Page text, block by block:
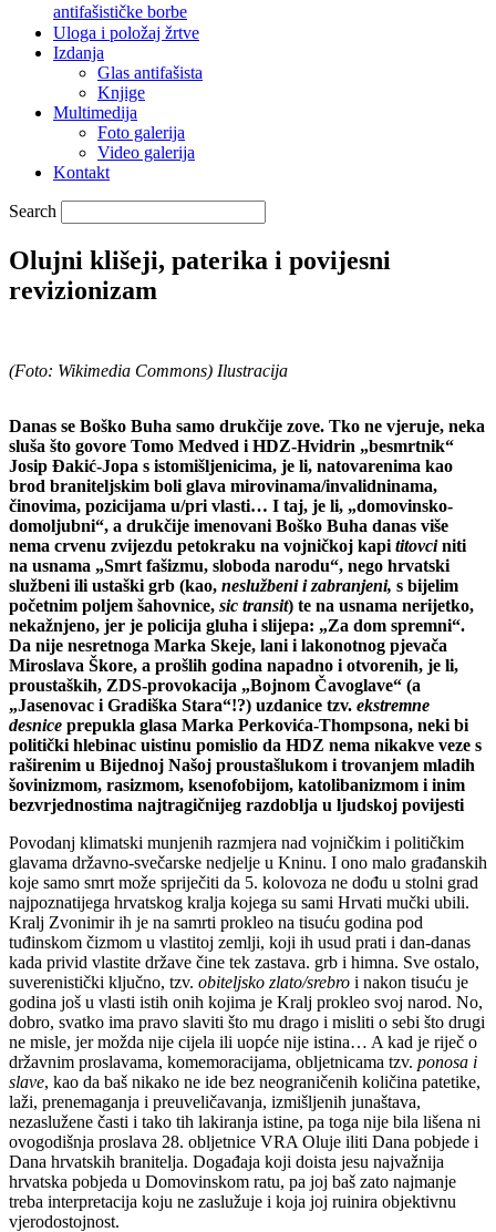
antifašističke borbe
Uloga i položaj žrtve
Izdanja
Glas antifašista
Knjige
Multimedija
Foto galerija
Video galerija
Kontakt
Search
Olujni klišeji, paterika i povijesni
revizionizam
(Foto: Wikimedia Commons) Ilustracija
Danas se Boško Buha samo drukčije zove. Tko ne vjeruje, neka
sluša što govore Tomo Medved i HDZ-Hvidrin „besmrtnik“
Josip Đakić-Jopa s istomišljenicima, je li, natovarenima kao
brod braniteljskim boli glava mirovinama/invalidninama,
činovima, pozicijama u/pri vlasti… I taj, je li, „domovinsko-
domoljubni“, a drukčije imenovani Boško Buha danas više
nema crvenu zvijezdu petokraku na vojničkoj kapi titovciniti
na usnama „Smrt fašizmu, sloboda narodu“, nego hrvatski
službeni ili ustaški grb (kao, neslužbeni i zabranjeni, s bijelim
početnim poljem šahovnice, sic transit) te na usnama nerijetko,
nekažnjeno, jer je policija gluha i slijepa: „Za dom spremni“.
Da nije nesretnoga Marka Skeje, lani i lakonotnog pjevača
Miroslava Škore, a prošlih godina napadno i otvorenih, je li,
proustaških, ZDS-provokacija „Bojnom Čavoglave“ (a
„Jasenovac i Gradiška Stara“!?) uzdanice tzv. ekstremne
desnice prepukla glasa Marka Perkovića-Thompsona, neki bi
politički hlebinac uistinu pomislio da HDZ nema nikakve veze s
raširenim u Bijednoj Našoj proustašlukom i trovanjem mladih
šovinizmom, rasizmom, ksenofobijom, katolibanizmom i inim
bezvrjednostima najtragičnijeg razdoblja u ljudskoj povijesti
Povodanj klimatski munjenih razmjera nad vojničkim i političkim
glavama državno-svečarske nedjelje u Kninu. I ono malo građanskih
koje samo smrt može spriječiti da 5. kolovoza ne dođu u stolni grad
najpoznatijega hrvatskog kralja kojega su sami Hrvati mučki ubili.
Kralj Zvonimir ih je na samrti prokleo na tisuću godina pod
tuđinskom čizmom u vlastitoj zemlji, koji ih usud prati i dan-danas
kada privid vlastite države čine tek zastava. grb i himna. Sve ostalo,
suverenistički ključno, tzv. obiteljsko zlato/srebro i nakon tisuću je
godina još u vlasti istih onih kojima je Kralj prokleo svoj narod. No,
dobro, svatko ima pravo slaviti što mu drago i misliti o sebi što drugi
ne misle, jer možda nije cijela ili uopće nije istina… A kad je riječ o
državnim proslavama, komemoracijama, obljetnicama tzv. ponosa i
slave, kao da baš nikako ne ide bez neograničenih količina patetike,
laži, prenemaganja i preuveličavanja, izmišljenih junaštava,
nezaslužene časti i tako tih lakiranja istine, pa toga nije bila lišena ni
ovogodišnja proslava 28. obljetnice VRA Oluje iliti Dana pobjede i
Dana hrvatskih branitelja. Događaja koji doista jesu najvažnija
hrvatska pobjeda u Domovinskom ratu, pa joj baš zato najmanje
treba interpretacija koju ne zaslužuje i koja joj ruinira objektivnu
vjerodostojnost.